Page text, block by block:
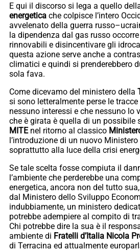
E qui il discorso si lega a quello
energetica che colpisce l’intero
avvelenato della guerra
la dipendenza dal gas russo
rinnovabili e disincentivare gli
questa azione serve anche a
climatici e quindi si prenderebbero
sola fava.
Come dicevamo del ministero della
si sono letteralmente perse le tracce
nessuno interessi e che nessuno lo
che è girata è quella di un possibile
MITEnel ritorno al classico
l’introduzione di un nuovo Ministero
soprattutto alla luce della crisi
Se tale scelta fosse compiuta il
l’ambiente che perderebbe una
energetica, ancora non del tutto
dal Ministero dello Sviluppo
indubbiamente, un ministero
potrebbe adempiere al compito di
Chi potrebbe dire la sua è il
ambiente di Fratelli d’Italia Nicola
di Terracina ed attualmente